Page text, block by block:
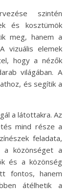
szintén
és kosztümök
meg, hanem a
vizuális elemek
hogy a nézők
világában. A
és segítik a
a látottakra. Az
mind része a
feladata,
a közönséget a
és a közönség
fontos, hanem
átélhetik a